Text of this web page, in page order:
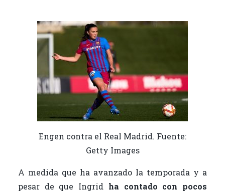
Engen contra el Real Madrid. Fuente:
Getty Images
A medida que ha avanzado la temporada y a
pesar de que Ingrid ha contado con pocos